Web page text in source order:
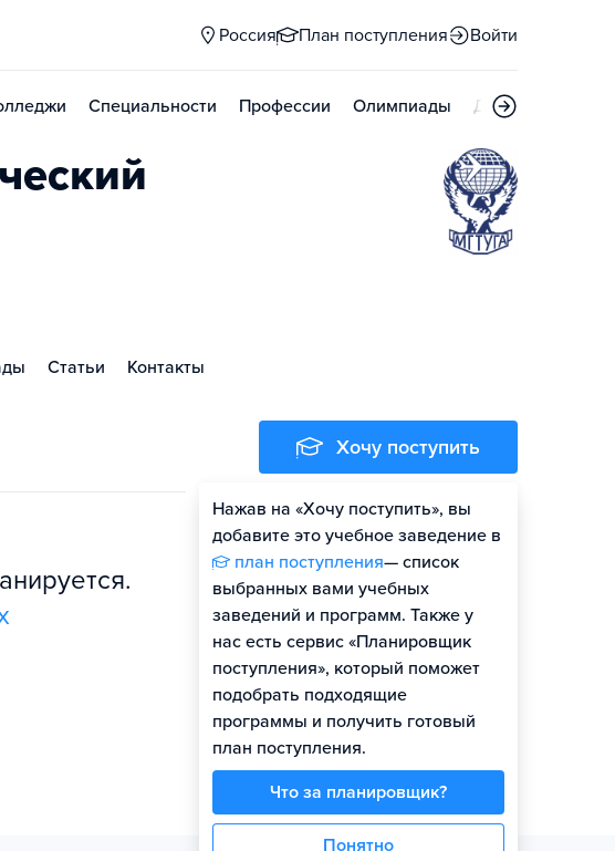
Россия План поступления Войти
Специальности Профессии Олимпиады Дни открытых
Статьи Контакты
Хочу поступить
Нажав на «Хочу поступить», вы
добавите это учебное заведение в
план поступления— список
выбранных вами учебных
заведений и программ. Также у
нас есть сервис «Планировщик
поступления», который поможет
подобрать подходящие
программы и получить готовый
план поступления.
Что за планировщик?
Понятно
Оценить шансы